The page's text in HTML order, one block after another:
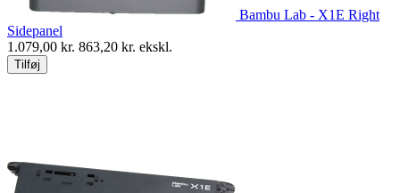
Bambu Lab - X1E Right
Sidepanel
1.079,00 kr. 863,20 kr. ekskl.
Tilføj